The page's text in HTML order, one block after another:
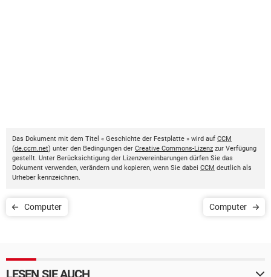
Das Dokument mit dem Titel « Geschichte der Festplatte » wird auf CCM
(de.ccm.net) unter den Bedingungen der Creative Commons-Lizenz zur Verfügung
gestellt. Unter Berücksichtigung der Lizenzvereinbarungen dürfen Sie das
Dokument verwenden, verändern und kopieren, wenn Sie dabei CCM deutlich als
Urheber kennzeichnen.
Computer Computer
LESEN SIE AUCH